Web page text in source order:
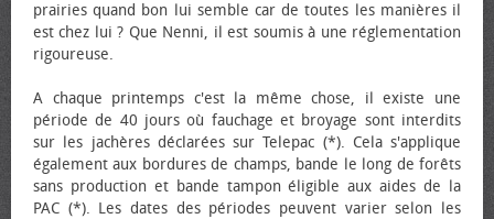
prairies quand bon lui semble car de toutes les manières il
est chez lui ? Que Nenni, il est soumis à une réglementation
rigoureuse.
A chaque printemps c'est la même chose, il existe une
période de 40 jours où fauchage et broyage sont interdits
sur les jachères déclarées sur Telepac (*). Cela s'applique
également aux bordures de champs, bande le long de forêts
sans production et bande tampon éligible aux aides de la
PAC (*). Les dates des périodes peuvent varier selon les